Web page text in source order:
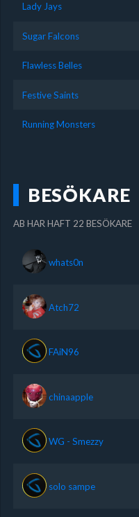
Lady Jays
Sugar Falcons
Flawless Belles
Festive Saints
Running Monsters
BESÖKARE
AB HAR HAFT 22 BESÖKARE
whats0n
Atch72
FAiN96
chinaapple
WG - Smezzy
solo sampe